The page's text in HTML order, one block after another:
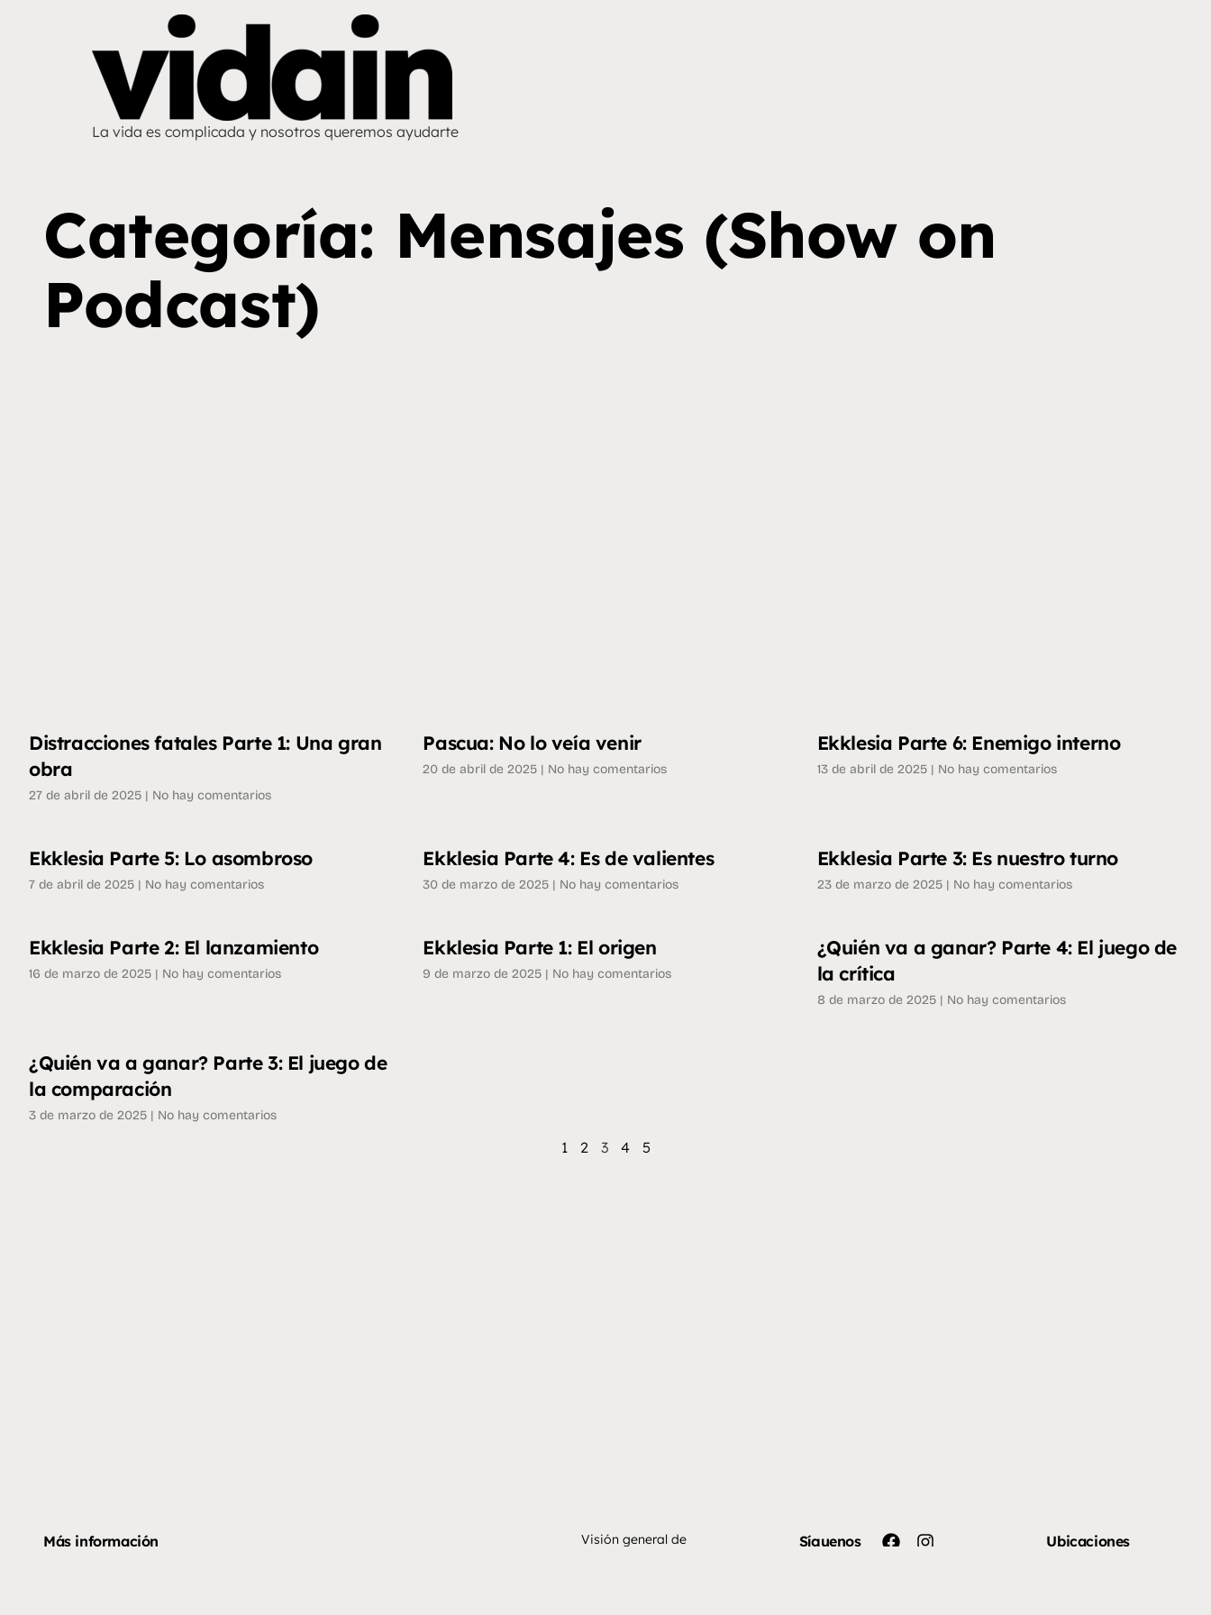
La vida es complicada y nosotros queremos ayudarte
Categoría: Mensajes (Show on
Podcast)
Distracciones fatales Parte 1: Una gran
obra
27 de abril de 2025 No hay comentarios
Pascua: No lo veía venir
20 de abril de 2025 No hay comentarios
Ekklesia Parte 6: Enemigo interno
13 de abril de 2025 No hay comentarios
Ekklesia Parte 5: Lo asombroso
7 de abril de 2025 No hay comentarios
Ekklesia Parte 4: Es de valientes
30 de marzo de 2025 No hay comentarios
Ekklesia Parte 3: Es nuestro turno
23 de marzo de 2025 No hay comentarios
Ekklesia Parte 2: El lanzamiento
16 de marzo de 2025 No hay comentarios
Ekklesia Parte 1: El origen
9 de marzo de 2025 No hay comentarios
¿Quién va a ganar? Parte 4: El juego de
la crítica
8 de marzo de 2025 No hay comentarios
¿Quién va a ganar? Parte 3: El juego de
la comparación
3 de marzo de 2025 No hay comentarios
1 2 3 4 5
Más información
Visión general de
Síguenos
Ubicaciones